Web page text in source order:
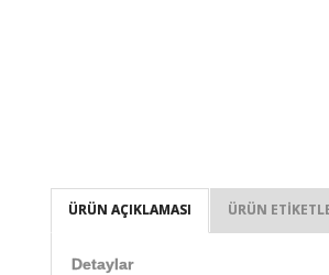
ÜRÜN AÇIKLAMASI ÜRÜN
Detaylar